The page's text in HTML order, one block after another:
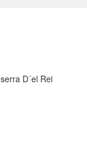
D´el Rei